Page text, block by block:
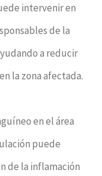
intervenir en
de la
a reducir
la zona afectada.
en el área
puede
de la inflamación